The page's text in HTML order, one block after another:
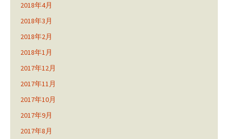
2018年4月
2018年3月
2018年2月
2018年1月
2017年12月
2017年11月
2017年10月
2017年9月
2017年8月